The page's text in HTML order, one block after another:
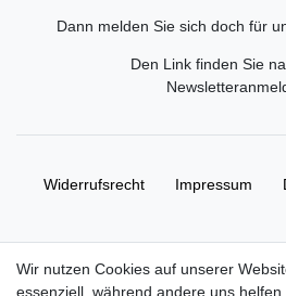
Dann melden Sie sich doch für
Den Link finden Sie
Widerrufs­recht Impressum
Wir nutzen Cookies auf unserer
essenziell, während andere uns